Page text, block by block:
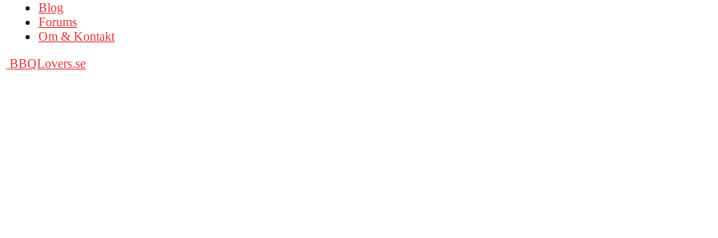
Blog
Forums
Om & Kontakt
BBQLovers.se